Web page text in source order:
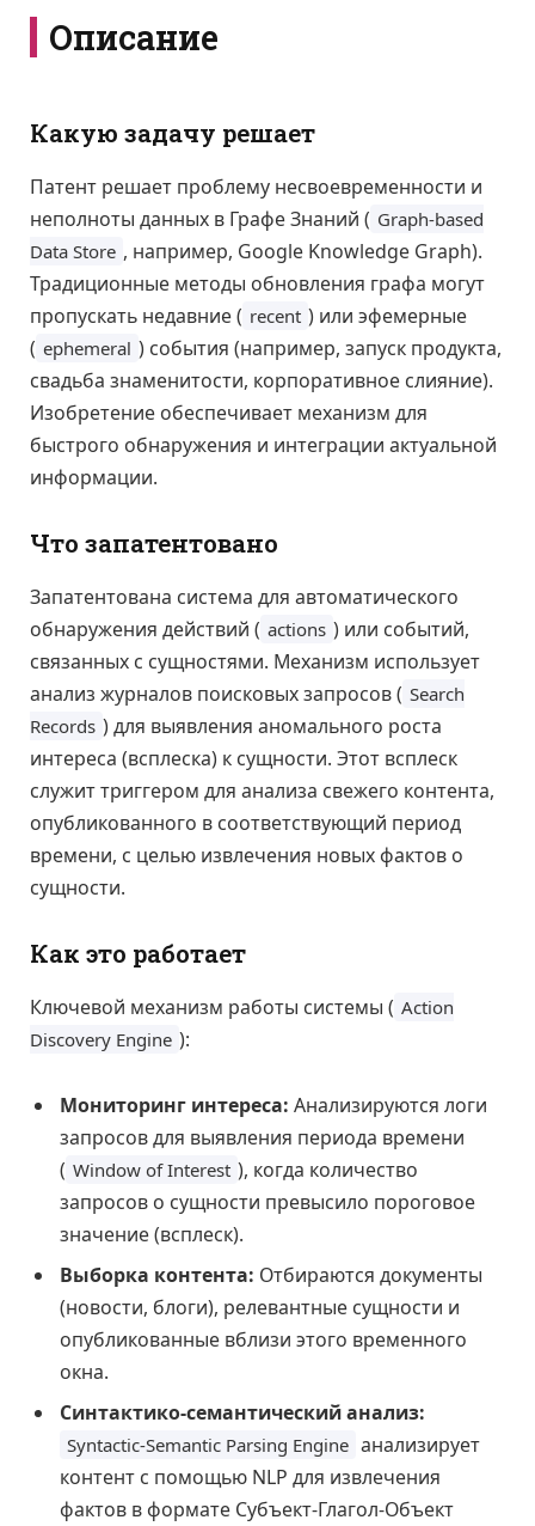
Описание
Какую задачу решает
Патент решает проблему несвоевременности и
неполноты данных в Графе Знаний ( Graph-based
Data Store , например, Google Knowledge Graph).
Традиционные методы обновления графа могут
пропускать недавние ( recent ) или эфемерные
( ephemeral ) события (например, запуск продукта,
свадьба знаменитости, корпоративное слияние).
Изобретение обеспечивает механизм для
быстрого обнаружения и интеграции актуальной
информации.
Что запатентовано
Запатентована система для автоматического
обнаружения действий ( actions ) или событий,
связанных с сущностями. Механизм использует
анализ журналов поисковых запросов ( Search
Records ) для выявления аномального роста
интереса (всплеска) к сущности. Этот всплеск
служит триггером для анализа свежего контента,
опубликованного в соответствующий период
времени, с целью извлечения новых фактов о
сущности.
Как это работает
Ключевой механизм работы системы ( Action
Discovery Engine ):
Мониторинг интереса: Анализируются логи
запросов для выявления периода времени
( Window of Interest ), когда количество
запросов о сущности превысило пороговое
значение (всплеск).
Выборка контента: Отбираются документы
(новости, блоги), релевантные сущности и
опубликованные вблизи этого временного
окна.
Синтактико-семантический анализ:
Syntactic-Semantic Parsing Engine анализирует
контент с помощью NLP для извлечения
фактов в формате Субъект-Глагол-Объект